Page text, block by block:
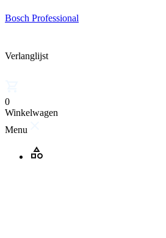
Bosch Professional
Verlanglijst
0
Winkelwagen
Menu